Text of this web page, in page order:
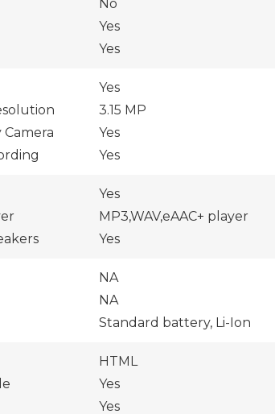
No
Yes
Yes
Yes
3.15 MP
Yes
Yes
Yes
MP3,WAV,eAAC+ player
Yes
NA
NA
Standard battery, Li-Ion
HTML
Yes
Yes